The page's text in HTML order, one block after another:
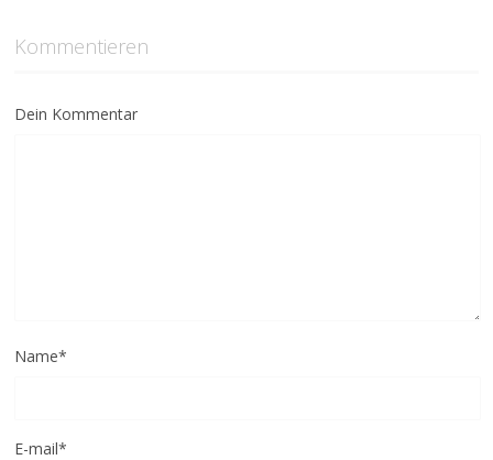
Kommentieren
Dein Kommentar
Name*
E-mail*